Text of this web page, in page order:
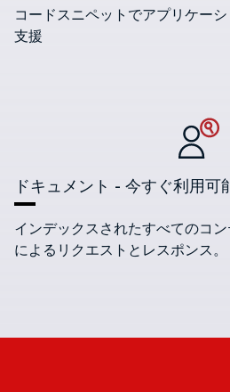
コードスニペットでアプリケー
支援
ドキュメント - 今すぐ利用可
インデックスされたすべてのコ
によるリクエストとレスポンス。